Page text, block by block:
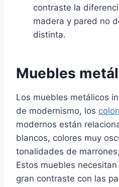
contraste la
madera y pared no
distinta.
Muebles
Los muebles metálicos
de modernismo, los
modernos están
blancos, colores muy
tonalidades de
Estos muebles
gran contraste con las